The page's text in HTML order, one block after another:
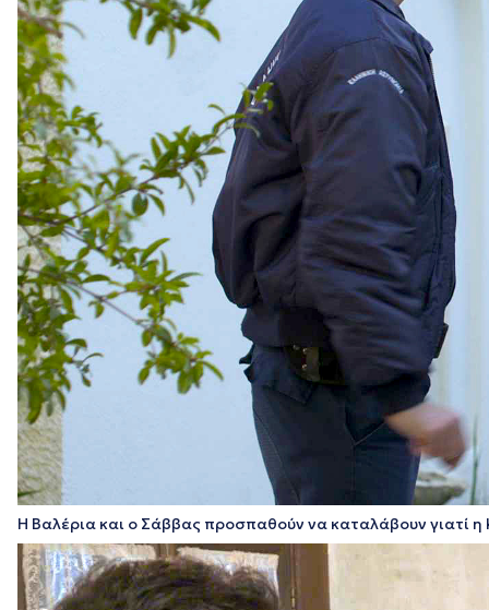
Η Βαλέρια και ο Σάββας προσπαθούν να καταλάβουν γιατί